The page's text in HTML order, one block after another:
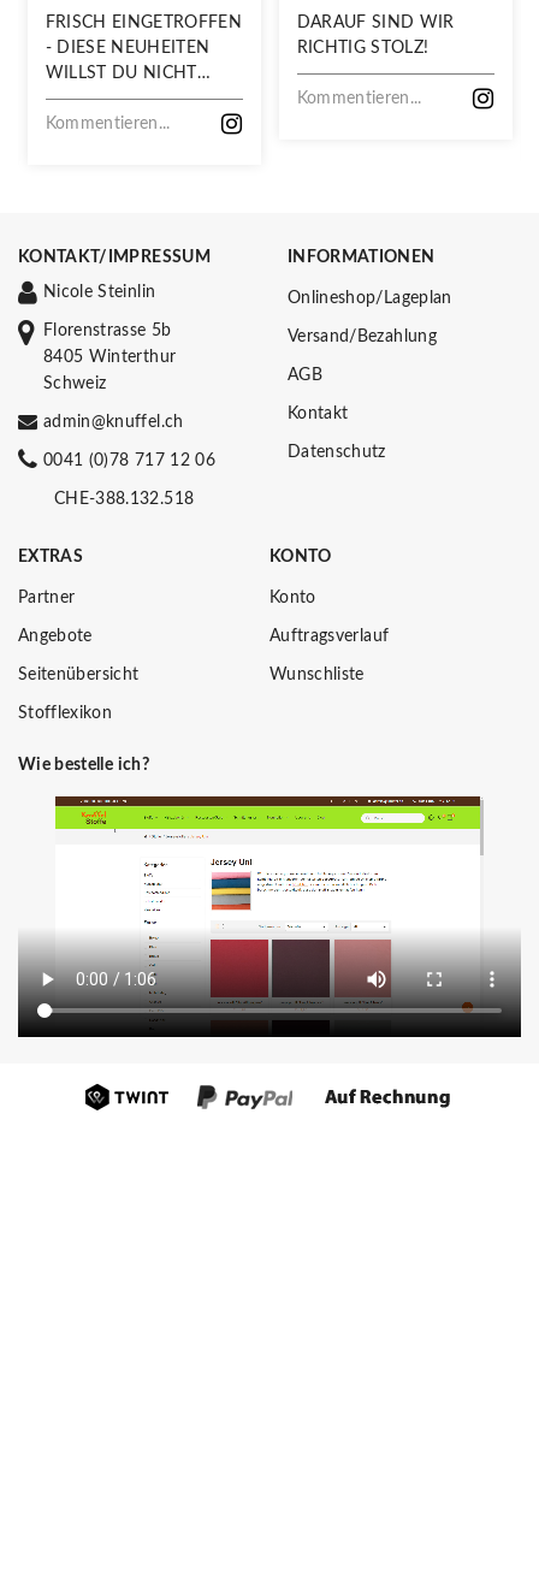
FRISCH EINGETROFFEN
- DIESE NEUHEITEN
WILLST DU NICHT
VERPASSEN!
Kommentieren...
DARAUF SIND WIR
RICHTIG STOLZ!
Kommentieren...
KONTAKT/IMPRESSUM
Nicole Steinlin
Florenstrasse 5b
8405 Winterthur
Schweiz
admin@knuffel.ch
0041 (0)78 717 12 06
CHE-388.132.518
INFORMATIONEN
Onlineshop/Lageplan
Versand/Bezahlung
AGB
Kontakt
Datenschutz
EXTRAS
Partner
Angebote
Seitenübersicht
Stofflexikon
KONTO
Konto
Auftragsverlauf
Wunschliste
Wie bestelle ich?